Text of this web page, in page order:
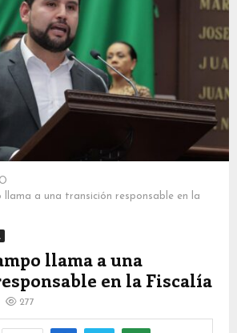
llama a una transición responsable en la
llama a una
en la Fiscalía
277